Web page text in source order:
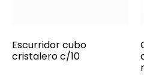
Escurridor cubo
cristalero c/10